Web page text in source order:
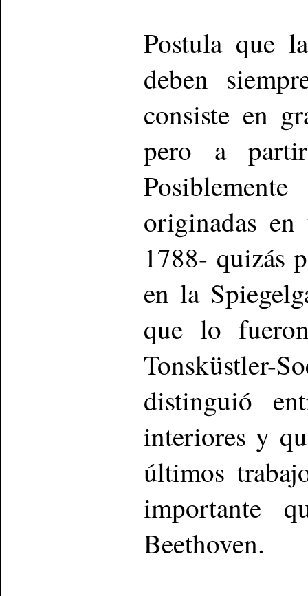
Postula que
deben
consiste en
pero a
originadas
1788- quizás
en la
que lo
distinguió
interiores y
últimos
importante
Beethoven.